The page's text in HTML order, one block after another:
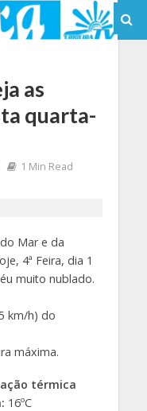
as
quarta-
1 Min Read
Mar e da
4ª Feira, dia 1
muito nublado.
km/h) do
máxima.
térmica
16ºC